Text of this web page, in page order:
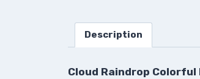
Description
Cloud Raindrop Colorful